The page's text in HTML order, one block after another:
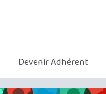
Devenir Adhérent